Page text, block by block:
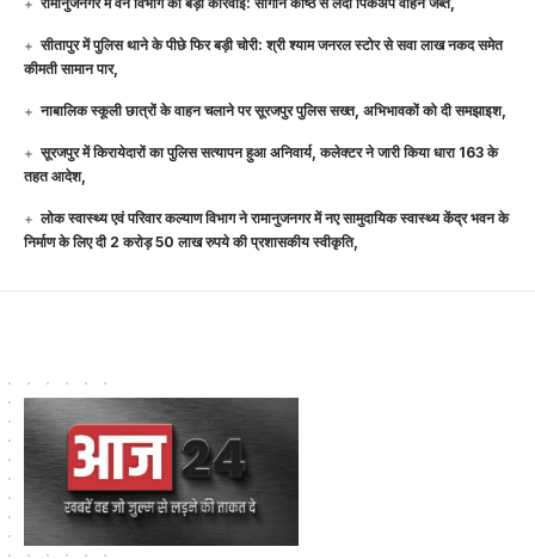
सीतापुर में पुलिस थाने के पीछे फिर बड़ी चोरी: श्री श्याम जनरल स्टोर से सवा लाख नकद समेत
कीमती सामान पार,
नाबालिक स्कूली छात्रों के वाहन चलाने पर सूरजपुर पुलिस सख्त, अभिभावकों को दी समझाइश,
सूरजपुर में किरायेदारों का पुलिस सत्यापन हुआ अनिवार्य, कलेक्टर ने जारी किया धारा 163 के
तहत आदेश,
लोक स्वास्थ्य एवं परिवार कल्याण विभाग ने रामानुजनगर में नए सामुदायिक स्वास्थ्य केंद्र भवन के
निर्माण के लिए दी 2 करोड़ 50 लाख रुपये की प्रशासकीय स्वीकृति,